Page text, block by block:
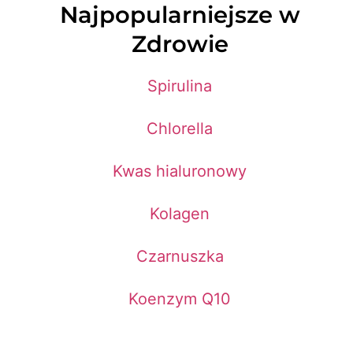
Najpopularniejsze w
Zdrowie
Spirulina
Chlorella
Kwas hialuronowy
Kolagen
Czarnuszka
Koenzym Q10